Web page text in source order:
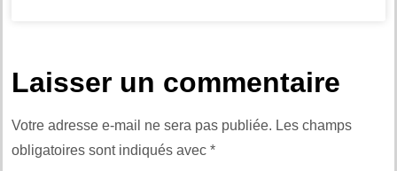
Laisser un commentaire
Votre adresse e-mail ne sera pas publiée. Les champs
obligatoires sont indiqués avec *